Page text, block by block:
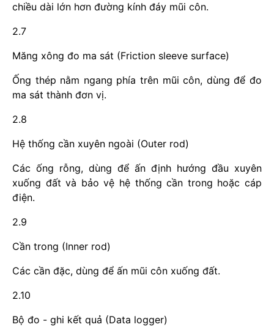
chiều dài lớn hơn đường kính đáy mũi côn.
2.7
Măng xông đo ma sát (Friction sleeve surface)
Ống thép nằm ngang phía trên mũi côn, dùng để đo
ma sát thành đơn vị.
2.8
Hệ thống cần xuyên ngoài (Outer rod)
Các ống rỗng, dùng để ấn định hướng đầu xuyên
xuống đất và bảo vệ hệ thống cần trong hoặc cáp
điện.
2.9
Cần trong (Inner rod)
Các cần đặc, dùng để ấn mũi côn xuống đất.
2.10
Bộ đo - ghi kết quả (Data logger)